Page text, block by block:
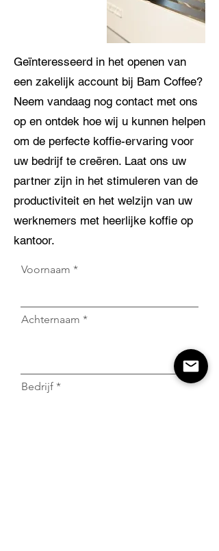
Geïnteresseerd in het openen van
een zakelijk account bij Bam Coffee?
Neem vandaag nog contact met ons
op en ontdek hoe wij u kunnen helpen
om de perfecte koffie-ervaring voor
uw bedrijf te creëren. Laat ons uw
partner zijn in het stimuleren van de
productiviteit en het welzijn van uw
werknemers met heerlijke koffie op
kantoor.
Voornaam
Achternaam
Bedrijf